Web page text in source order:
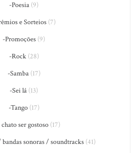
-Poesia (9)
e Sorteios(7)
-Promoções (9)
-Rock(28)
-Samba(17)
-Sei lá (13)
-Tango(17)
chato ser gostoso (17)
sonoras / soundtracks(41)